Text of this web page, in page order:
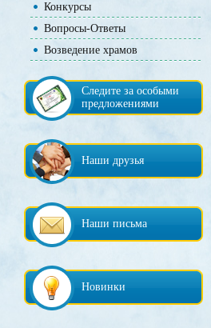
Конкурсы
Вопросы-Ответы
Возведение храмов
Следите за особыми
предложениями
Наши друзья
Наши письма
Новинки